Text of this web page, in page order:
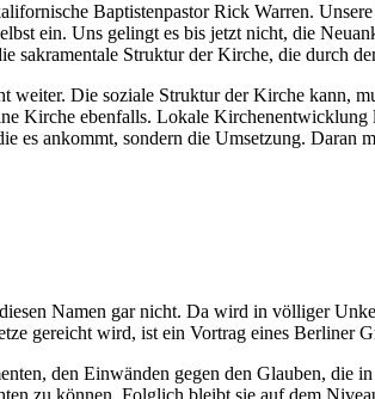
Baptistenpastor Rick Warren.
ein. Uns gelingt es bis jetzt nicht, die
sakramentale Struktur der Kirche, die durch
Die soziale Struktur der Kirche kann,
Kirche ebenfalls. Lokale
ankommt, sondern die Umsetzung. Daran
Namen gar nicht. Da wird in völliger
gereicht wird, ist ein Vortrag eines Berliner
den Einwänden gegen den Glauben, die